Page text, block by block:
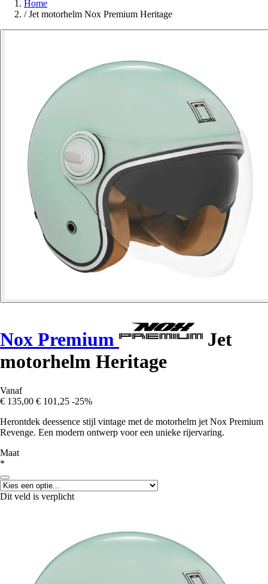
Home
/ Jet motorhelm Nox Premium Heritage
Nox Premium
Jet
motorhelm Heritage
Vanaf
€ 135,00 € 101,25 -25%
Herontdek deessence stijl vintage met de motorhelm jet Nox Premium
Revenge. Een modern ontwerp voor een unieke rijervaring.
Maat
*
Dit veld is verplicht